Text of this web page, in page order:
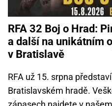
RFA 32 Boj o Hrad:
a další na unikátním
v Bratislavě
RFA už 15. srpna
Bratislavském hradě.